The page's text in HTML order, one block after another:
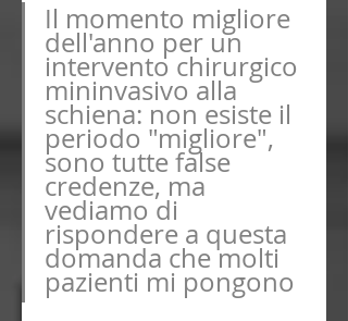
Il momento migliore
dell'anno per un
intervento chirurgico
mininvasivo alla
schiena: non esiste il
periodo "migliore",
sono tutte false
credenze, ma
vediamo di
rispondere a questa
domanda che molti
pazienti mi pongono